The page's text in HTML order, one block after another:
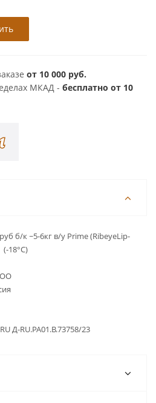
от 10 000 руб.
МКАД - бесплатно от 10
б/к ~5-6кг в/у Prime (RibeyeLip-
18°С)
Д-RU.РА01.В.73758/23